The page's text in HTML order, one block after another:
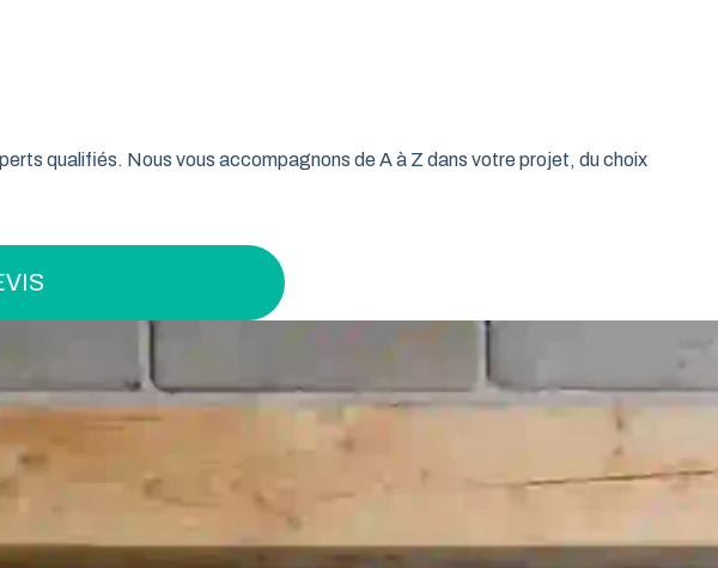
porte de garage enroulable est la réponse idéale pour les propriétaires qui
leur garage tout en gardant un espace maximal à l’intérieur.
qualifiés. Nous vous accompagnons de A à Z dans votre projet, du choix